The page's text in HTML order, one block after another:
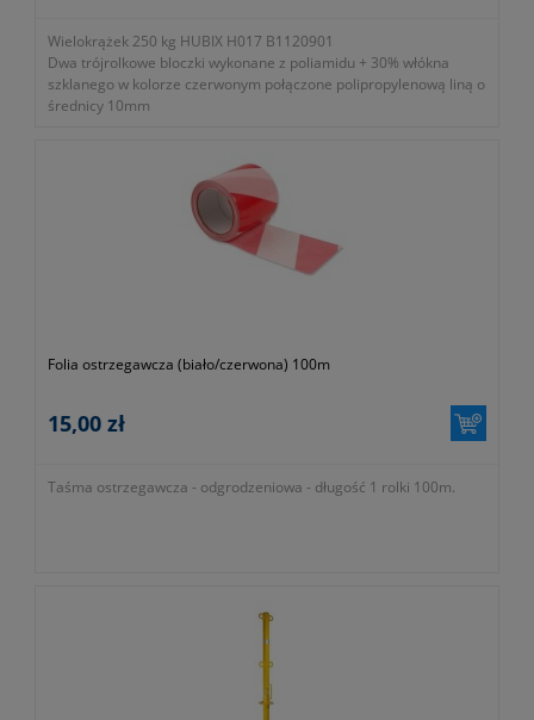
Wielokrążek 250 kg HUBIX H017 B1120901
Dwa trójrolkowe bloczki wykonane z poliamidu + 30% włókna
szklanego w kolorze czerwonym połączone polipropylenową liną o
średnicy 10mm
- symbol producenta B112.0901
Folia ostrzegawcza (biało/czerwona) 100m
15,00 zł
Taśma ostrzegawcza - odgrodzeniowa - długość 1 rolki 100m.